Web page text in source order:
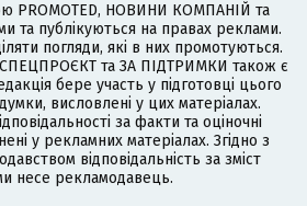
PROMOTED, НОВИНИ КОМПАНІЙ та
та публікуються на правах реклами.
погляди, які в них промотуються.
та ЗА ПІДТРИМКИ також є
бере участь у підготовці цього
висловлені у цих матеріалах.
за факти та оціночні
у рекламних матеріалах. Згідно з
відповідальність за зміст
несе рекламодавець.